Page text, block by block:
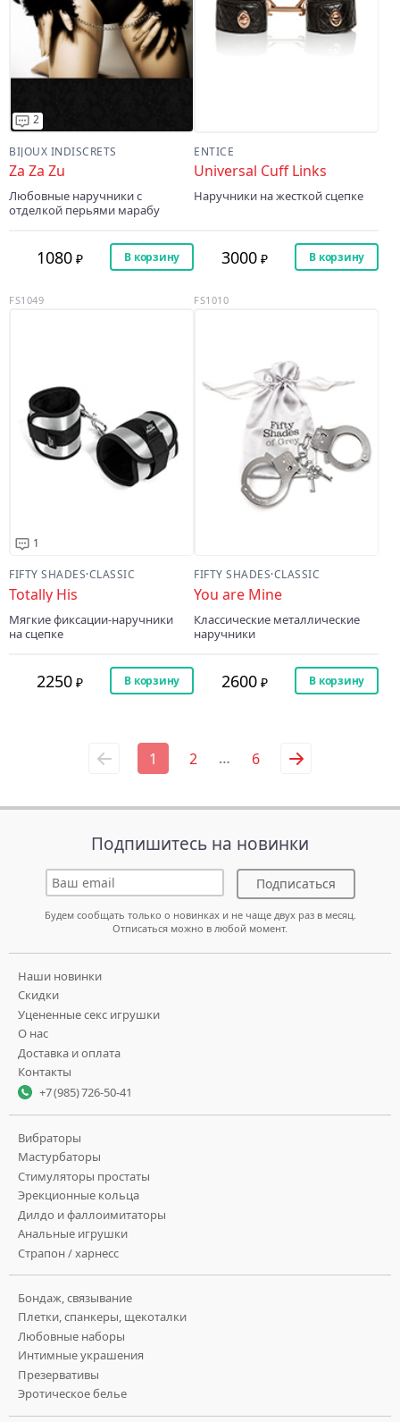
2
BIJOUX INDISCRETS
Za Za Zu
Любовные наручники с
отделкой перьями марабу
1080 В корзину
ENTICE
Universal Cuff Links
Наручники на жесткой сцепке
3000 В корзину
1
FIFTY SHADES·CLASSIC
Totally His
Мягкие фиксации-наручники
на сцепке
FS1049
2250 В корзину
FIFTY SHADES·CLASSIC
You are Mine
Классические металлические
наручники
FS1010
2600 В корзину
1 2 … 6
Подпишитесь на новинки
Подписаться
Будем сообщать только о новинках и не чаще двух раз в месяц.
Отписаться можно в любой момент.
Наши новинки
Скидки
Уцененные секс игрушки
О нас
Доставка и оплата
Контакты
+7 (985) 726-50-41
Вибраторы
Мастурбаторы
Стимуляторы простаты
Эрекционные кольца
Дилдо и фаллоимитаторы
Анальные игрушки
Страпон / харнесс
Бондаж, связывание
Плетки, спанкеры, щекоталки
Любовные наборы
Интимные украшения
Презервативы
Эротическое белье